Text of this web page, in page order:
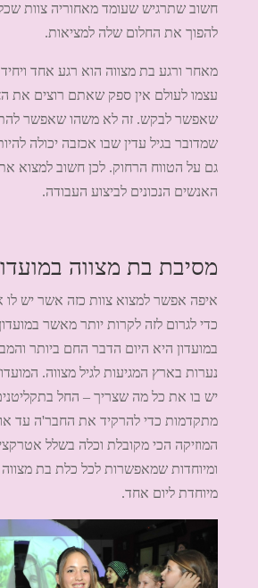
חשוב שתרגיש שעומד מאחוריה צוות
להפוך את החלום שלה למציאות.
מאחר ורגע בת מצווה הוא רגע אחד
עצמו לעולם אין ספק שאתם רוצים את
שאפשר לבקש. זה לא משהו שאפשר
שמדובר בגיל עדין שבו אכזבה יכולה
גם על הטווח הרחוק. לכן חשוב למצוא
האנשים הנכונים לביצוע העבודה.
מסיבת בת מצווה
איפה אפשר למצוא צוות כזה אשר יש
כדי לגרום לזה לקרות יותר מאשר
במועדון היא היום הדבר החם ביותר
נערות בארץ המגיעות לגיל מצווה.
יש בו את כל מה שצריך – החל
מתקדמות כדי להרקיד את החבר'ה עד
המוזיקה הכי מקובלת וכלה בשלל
ומיוחדות שמאפשרות לכל כלת בת מצווה
מיוחדת ליום אחד.